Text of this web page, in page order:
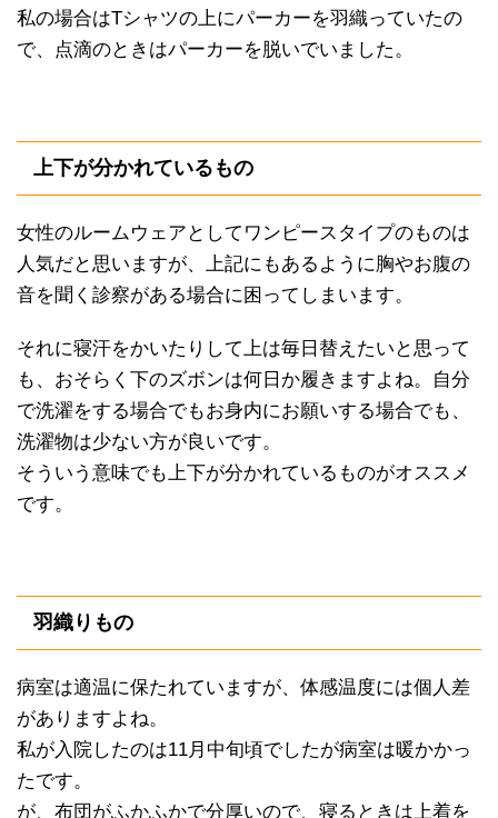
私の場合はTシャツの上にパーカーを羽織っていたの
で、点滴のときはパーカーを脱いでいました。
上下が分かれているもの
女性のルームウェアとしてワンピースタイプのものは
人気だと思いますが、上記にもあるように胸やお腹の
音を聞く診察がある場合に困ってしまいます。
それに寝汗をかいたりして上は毎日替えたいと思って
も、おそらく下のズボンは何日か履きますよね。自分
で洗濯をする場合でもお身内にお願いする場合でも、
洗濯物は少ない方が良いです。
そういう意味でも上下が分かれているものがオススメ
です。
羽織りもの
病室は適温に保たれていますが、体感温度には個人差
がありますよね。
私が入院したのは11月中旬頃でしたが病室は暖かかっ
たです。
が、布団がふかふかで分厚いので、寝るときは上着を